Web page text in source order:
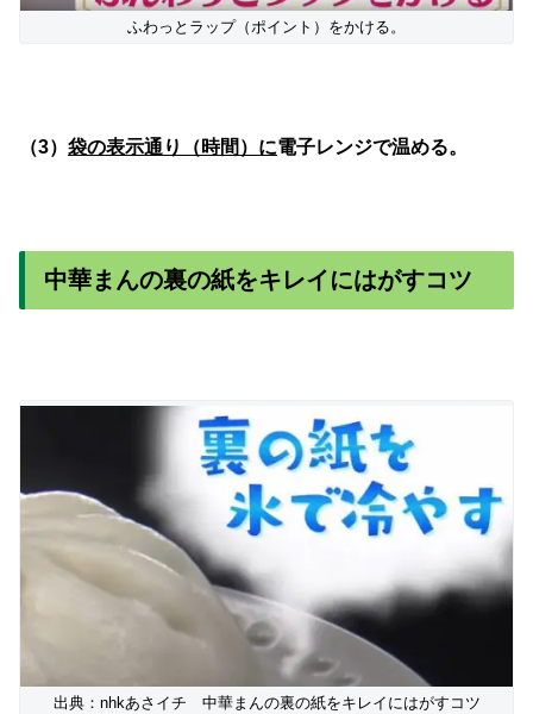
ふわっとラップ（ポイント）をかける。
（3） 袋の表示通り（時間）に電子レンジで温める。
中華まんの裏の紙をキレイにはがすコツ
出典：nhkあさイチ 中華まんの裏の紙をキレイにはがすコツ